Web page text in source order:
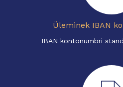
Üleminek IBAN
IBAN kontonumbri